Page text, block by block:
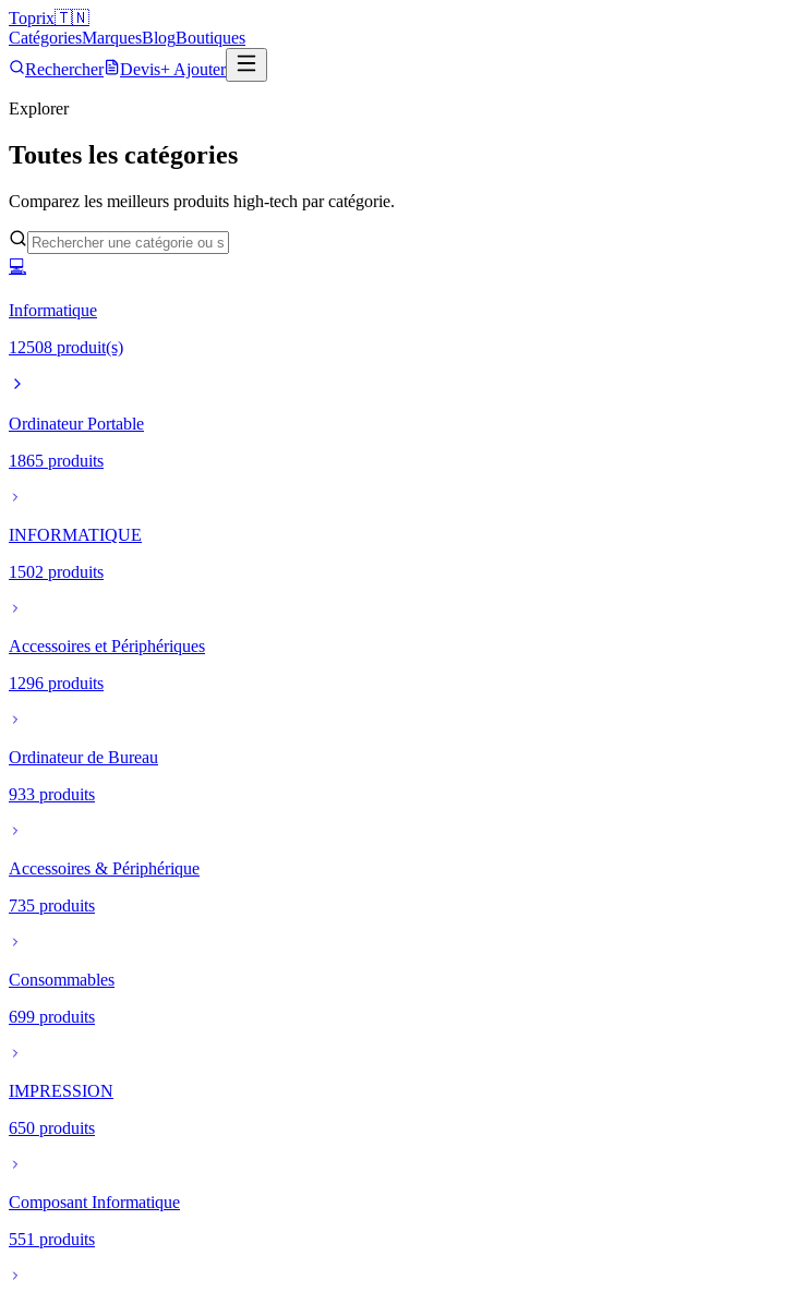
Toprix🇹🇳
CatégoriesMarquesBlogBoutiques
Rechercher
Devis+ Ajouter
Explorer
Toutes les catégories
Comparez les meilleurs produits high-tech par catégorie.
💻
Informatique
12508 produit(s)
Ordinateur Portable
1865 produits
INFORMATIQUE
1502 produits
Accessoires et Périphériques
1296 produits
Ordinateur de Bureau
933 produits
Accessoires & Périphérique
735 produits
Consommables
699 produits
IMPRESSION
650 produits
Composant Informatique
551 produits